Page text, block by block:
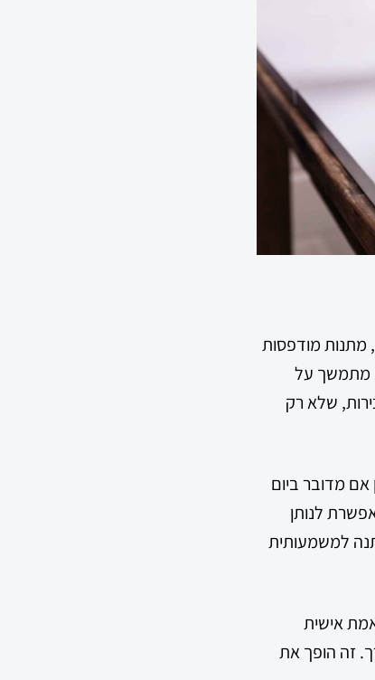
מתנות מודפסות
מתמשך על
שלא רק
אם מדובר ביום
לנותן
למשמעותית
אישית
זה הופך את